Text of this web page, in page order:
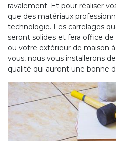
ravalement. Et pour réaliser
que des matériaux
technologie. Les carrelages
seront solides et fera office
ou votre extérieur de maison
vous, nous vous installerons
qualité qui auront une bonne